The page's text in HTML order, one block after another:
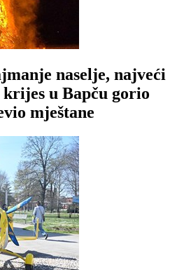
naselje, najveći
u Bapču gorio
mještane